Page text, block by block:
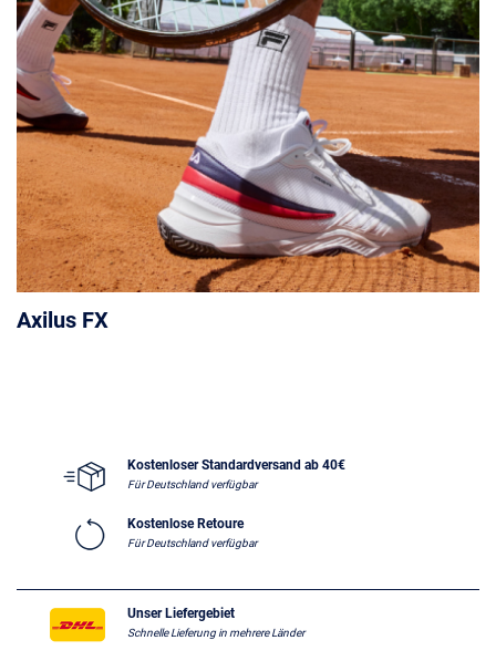
Axilus FX
Kostenloser Standardversand ab 40€
Für Deutschland verfügbar
Kostenlose Retoure
Für Deutschland verfügbar
Unser Liefergebiet
Schnelle Lieferung in mehrere Länder